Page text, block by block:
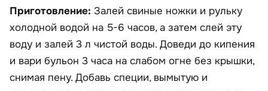
Приготовление: Залей свиные ножки и рульку
холодной водой на 5-6 часов, а затем слей эту
воду и залей 3 л чистой воды. Доведи до кипения
и вари бульон 3 часа на слабом огне без крышки,
снимая пену. Добавь специи, вымытую и